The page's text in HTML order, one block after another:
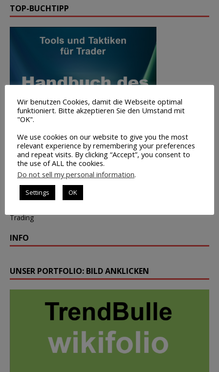
TOP-BUCHTIPP
Trading
INFO
UNSER PORTFOLIO: BILD ANKLICKEN
Wir benutzen Cookies, damit die Webseite optimal
funktioniert. Bitte akzeptieren Sie den Umstand mit
"OK".
We use cookies on our website to give you the most
relevant experience by remembering your preferences
and repeat visits. By clicking “Accept”, you consent to
the use of ALL the cookies.
Do not sell my personal information.
Settings OK